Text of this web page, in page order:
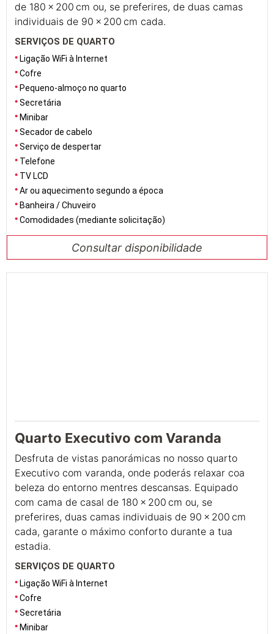
de 180 x 200 cm ou, se preferires, de duas camas
individuais de 90 x 200 cm cada.
SERVIÇOS DE QUARTO
Ligação WiFi à Internet
Cofre
Pequeno-almoço no quarto
Secretária
Minibar
Secador de cabelo
Serviço de despertar
Telefone
TV LCD
Ar ou aquecimento segundo a época
Banheira / Chuveiro
Comodidades (mediante solicitação)
Consultar disponibilidade
Quarto Executivo com Varanda
Desfruta de vistas panorámicas no nosso quarto
Executivo com varanda, onde poderás relaxar coa
beleza do entorno mentres descansas. Equipado
com cama de casal de 180 x 200 cm ou, se
preferires, duas camas individuais de 90 x 200 cm
cada, garante o máximo conforto durante a tua
estadia.
SERVIÇOS DE QUARTO
Ligação WiFi à Internet
Cofre
Secretária
Minibar